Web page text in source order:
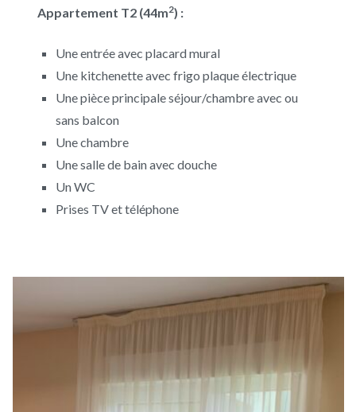
Appartement T2 (44m2) :
Une entrée avec placard mural
Une kitchenette avec frigo plaque électrique
Une pièce principale séjour/chambre avec ou
sans balcon
Une chambre
Une salle de bain avec douche
Un WC
Prises TV et téléphone